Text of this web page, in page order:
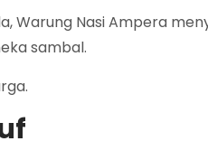
Warung Nasi Ampera
sambal.